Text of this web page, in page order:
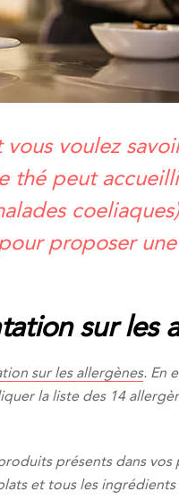
vous voulez
thé peut
proposer
sur les
sur les allergènes. En
la liste des 14
présents dans
et tous les